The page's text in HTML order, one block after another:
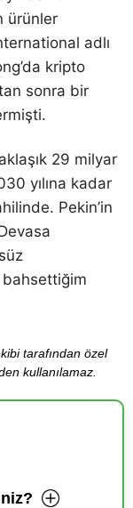
ürünler
adlı
kripto
sonra bir
29 milyar
yılına kadar
Pekin’in
bahsettiğim
tarafından özel
kullanılamaz.